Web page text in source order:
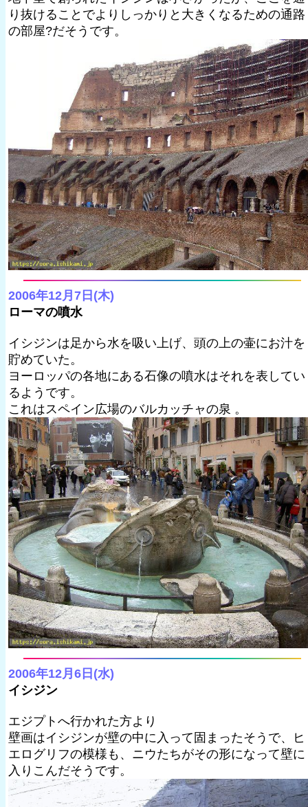
り抜けることでよりしっかりと大きくなるための通路
の部屋?だそうです。
2006年12月7日(木)
ローマの噴水
イシジンは足から水を吸い上げ、頭の上の壷にお汁を
貯めていた。
ヨーロッパの各地にある石像の噴水はそれを表してい
るようです。
これはスペイン広場のバルカッチャの泉 。
2006年12月6日(水)
イシジン
エジプトへ行かれた方より
壁画はイシジンが壁の中に入って固まったそうで、ヒ
エログリフの模様も、ニウたちがその形になって壁に
入りこんだそうです。